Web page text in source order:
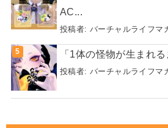
AC...
投稿者: バーチャルライフマ
「1体の怪物が生まれ
投稿者: バーチャルライフマ